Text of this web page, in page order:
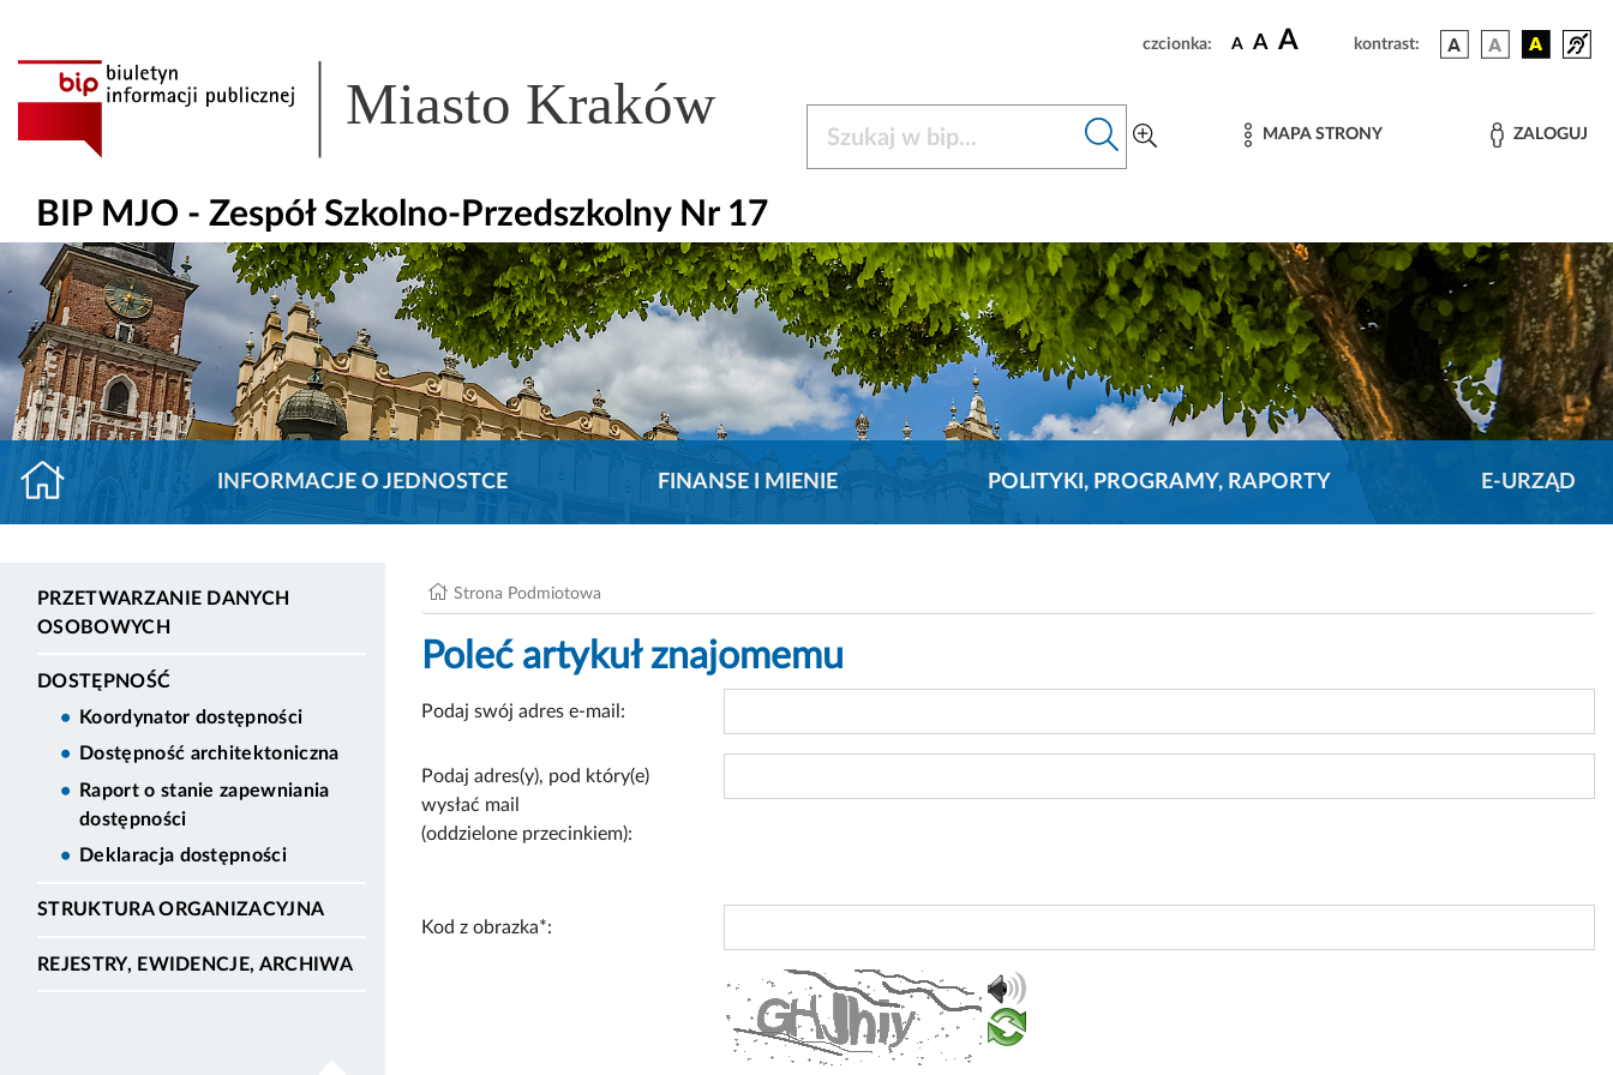
czcionka: A A A kontrast:
Miasto Kraków MAPA STRONY ZALOGUJ
BIP MJO - Zespół Szkolno-Przedszkolny Nr 17
INFORMACJE O JEDNOSTCE FINANSE I MIENIE POLITYKI, PROGRAMY, RAPORTY E-URZĄD
PRZETWARZANIE DANYCH
OSOBOWYCH
DOSTĘPNOŚĆ
Koordynator dostępności
Dostępność architektoniczna
Raport o stanie zapewniania
dostępności
Deklaracja dostępności
STRUKTURA ORGANIZACYJNA
REJESTRY, EWIDENCJE, ARCHIWA
Strona Podmiotowa
Poleć artykuł znajomemu
Podaj swój adres e-mail:
Podaj adres(y), pod który(e)
wysłać mail
(oddzielone przecinkiem):
Kod z obrazka*: